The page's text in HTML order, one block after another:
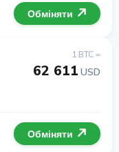
Обміняти
1 BTC =
62 611 USD
Обміняти